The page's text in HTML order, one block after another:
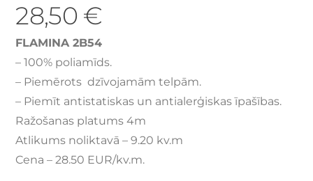
28,50 €
FLAMINA 2B54
– 100% poliamīds.
– Piemērots dzīvojamām telpām.
– Piemīt antistatiskas un antialerģiskas īpašības.
Ražošanas platums 4m
Atlikums noliktavā – 9.20 kv.m
Cena – 28.50 EUR/kv.m.